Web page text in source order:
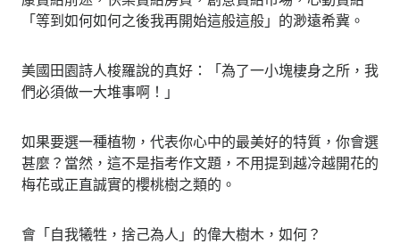
「等到如何如何之後我再開始這般這般」的渺遠希冀。
美國田園詩人梭羅說的真好：「為了一小塊棲身之所，我
們必須做一大堆事啊！」
如果要選一種植物，代表你心中的最美好的特質，你會選
甚麼？當然，這不是指考作文題，不用提到越冷越開花的
梅花或正直誠實的櫻桃樹之類的。
會「自我犧牲，捨己為人」的偉大樹木，如何？